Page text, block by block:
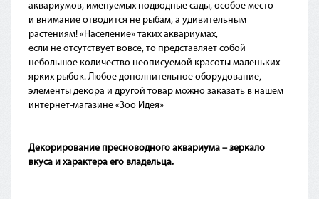
аквариумов, именуемых подводные сады, особое место
и внимание отводится не рыбам, а удивительным
растениям! «Население» таких аквариумах,
если не отсутствует вовсе, то представляет собой
небольшое количество неописуемой красоты маленьких
ярких рыбок. Любое дополнительное оборудование,
элементы декора и другой товар можно заказать в нашем
интернет-магазине «Зоо Идея»
Декорирование пресноводного аквариума – зеркало
вкуса и характера его владельца.